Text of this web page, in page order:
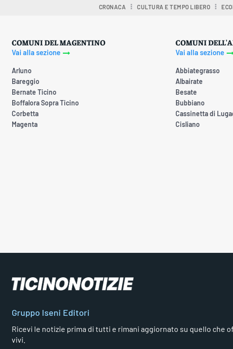
CRONACA CULTURA E TEMPO LIBERO
COMUNI DEL MAGENTINO
Vai alla sezione
Arluno
Bareggio
Bernate Ticino
Boffalora Sopra Ticino
Corbetta
Magenta
COMUNI
Vai alla sezione
Abbiategrasso
Albairate
Besate
Bubbiano
Cassinetta di
Cisliano
Gruppo Iseni Editori
Ricevi le notizie prima di tutti e rimani aggiornato su quello che
vivi.